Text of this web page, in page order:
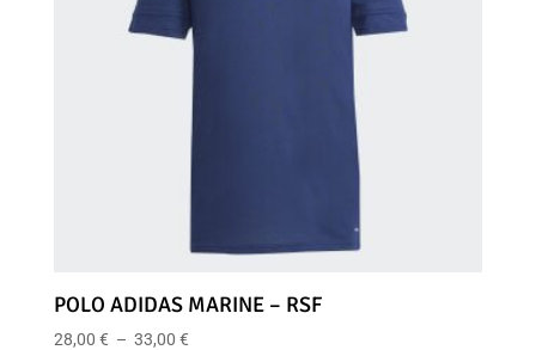
POLO ADIDAS MARINE – RSF
28,00 € – 33,00 €Plage